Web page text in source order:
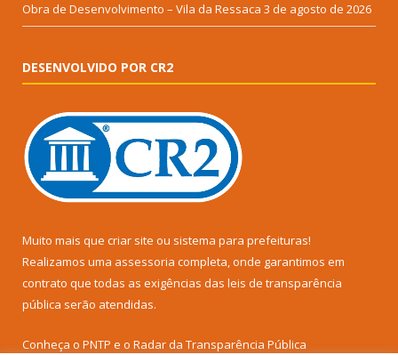
Obra de Desenvolvimento – Vila da Ressaca 3 de agosto de 2026
DESENVOLVIDO POR CR2
Muito mais que criar site ou sistema para prefeituras!
Realizamos uma assessoria completa, onde garantimos em
contrato que todas as exigências das leis de transparência
pública serão atendidas.
Conheça o PNTP e o Radar da Transparência Pública